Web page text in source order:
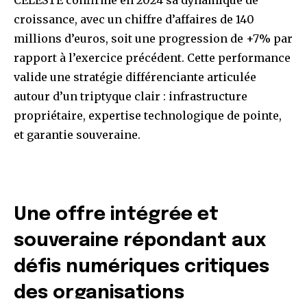
croissance, avec un chiffre d’affaires de 140
millions d’euros, soit une progression de +7% par
rapport à l’exercice précédent. Cette performance
valide une stratégie différenciante articulée
autour d’un triptyque clair : infrastructure
propriétaire, expertise technologique de pointe,
et garantie souveraine.
Une offre intégrée et
souveraine répondant aux
défis numériques critiques
des organisations